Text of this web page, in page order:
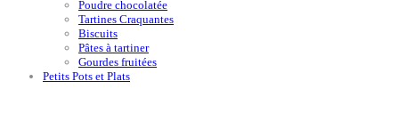
Poudre chocolatée
Tartines Craquantes
Biscuits
Pâtes à tartiner
Gourdes fruitées
Petits Pots et Plats